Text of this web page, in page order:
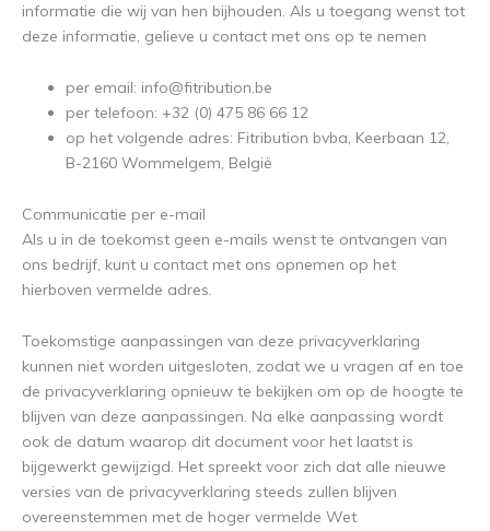
informatie die wij van hen bijhouden. Als u toegang wenst tot
deze informatie, gelieve u contact met ons op te nemen
per email: info@fitribution.be
per telefoon: +32 (0) 475 86 66 12
op het volgende adres: Fitribution bvba, Keerbaan 12,
B-2160 Wommelgem, België
Communicatie per e-mail
Als u in de toekomst geen e-mails wenst te ontvangen van
ons bedrijf, kunt u contact met ons opnemen op het
hierboven vermelde adres.
Toekomstige aanpassingen van deze privacyverklaring
kunnen niet worden uitgesloten, zodat we u vragen af en toe
de privacyverklaring opnieuw te bekijken om op de hoogte te
blijven van deze aanpassingen. Na elke aanpassing wordt
ook de datum waarop dit document voor het laatst is
bijgewerkt gewijzigd. Het spreekt voor zich dat alle nieuwe
versies van de privacyverklaring steeds zullen blijven
overeenstemmen met de hoger vermelde Wet